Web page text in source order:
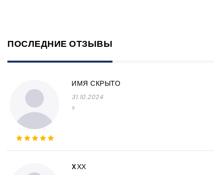
ПОСЛЕДНИЕ ОТЗЫВЫ
ИМЯ СКРЫТО
31.10.2024
?
XХХ